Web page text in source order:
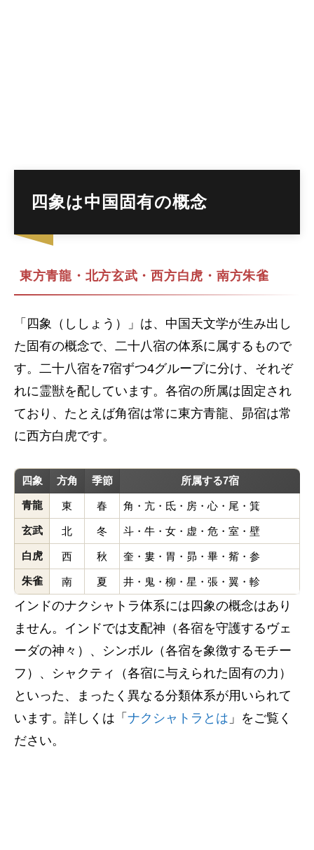
四象は中国固有の概念
東方青龍・北方玄武・西方白虎・南方朱雀
「四象（ししょう）」は、中国天文学が生み出し
た固有の概念で、二十八宿の体系に属するもので
す。二十八宿を7宿ずつ4グループに分け、それぞ
れに霊獣を配しています。各宿の所属は固定され
ており、たとえば角宿は常に東方青龍、昴宿は常
に西方白虎です。
四象 方角 季節 所属する7宿
青龍 東 春 角・亢・氐・房・心・尾・箕
玄武 北 冬 斗・牛・女・虚・危・室・壁
白虎 西 秋 奎・婁・胃・昴・畢・觜・参
朱雀 南 夏 井・鬼・柳・星・張・翼・軫
インドのナクシャトラ体系には四象の概念はあり
ません。インドでは支配神（各宿を守護するヴェ
ーダの神々）、シンボル（各宿を象徴するモチー
フ）、シャクティ（各宿に与えられた固有の力）
といった、まったく異なる分類体系が用いられて
います。詳しくは「 ナクシャトラとは 」をご覧く
ださい。